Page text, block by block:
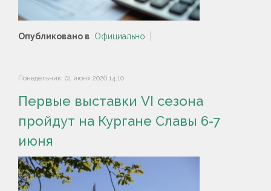
Опубликовано в Официально
Понедельник, 01 июня 2026 14:10
Первые выставки VI сезона
пройдут на Кургане Славы 6-7
июня